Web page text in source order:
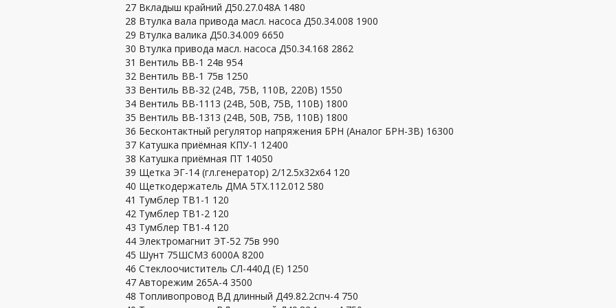
27 Вкладыш крайний Д50.27.048А 1480
28 Втулка вала привода масл. насоса Д50.34.008 1900
29 Втулка валика Д50.34.009 6650
30 Втулка привода масл. насоса Д50.34.168 2862
31 Вентиль ВВ-1 24в 954
32 Вентиль ВВ-1 75в 1250
33 Вентиль ВВ-32 (24В, 75В, 110В, 220B) 1550
34 Вентиль ВВ-1113 (24В, 50B, 75B, 110B) 1800
35 Вентиль ВВ-1313 (24В, 50B, 75B, 110B) 1800
36 Бесконтактный регулятор напряжения БРН (Аналог БРН-3В) 16300
37 Катушка приёмная КПУ-1 12400
38 Катушка приёмная ПТ 14050
39 Щетка ЭГ-14 (гл.генератор) 2/12.5х32х64 120
40 Щеткодержатель ДМА 5ТХ.112.012 580
41 Тумблер ТВ1-1 120
42 Тумблер ТВ1-2 120
43 Тумблер ТВ1-4 120
44 Электромагнит ЭТ-52 75в 990
45 Шунт 75ШСМ3 6000А 8200
46 Стеклоочиститель СЛ-440Д (Е) 1250
47 Авторежим 265А-4 3500
48 Топливопровод ВД длинный Д49.82.2спч-4 750